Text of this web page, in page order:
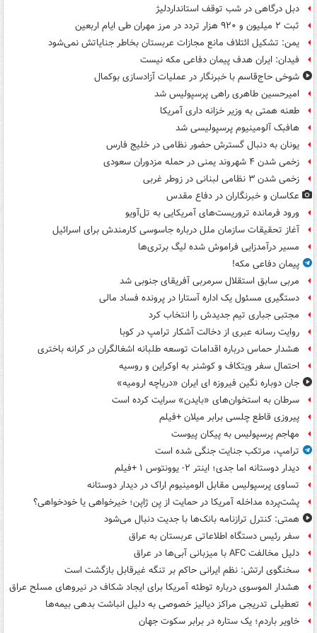
دبل درگاهی در شب توقف استانداردلیژ
ثبت ۲ میلیون و ۹۲۰ هزار تردد در مرز مهران طی ایام اربعین
یمن: تشکیل ائتلاف مانع مجازات عربستان بخاطر جنایاتش نمی‌شود
فیدان: ایران هدف پیمان دفاعی مکه نیست
شوخی حاج‌قاسم با خبرنگار در عملیات آزادسازی بوکمال
امیرحسین طاهری راهی پرسپولیس شد
طعنه همتی به وزیر خزانه داری آمریکا
هافبک آلومینیوم پرسپولیسی شد
یونان به دنبال گسترش حضور نظامی در خلیج فارس
زخمی شدن ۴ شهروند یمنی در حمله مزدوران سعودی
زخمی شدن ۳ نظامی لبنانی در زوطر غربی
عکاسان و خبرنگاران در دفاع مقدس
ورود فرمانده تروریست‌های آمریکایی به تل‌آویو
آغاز تحقیقات سازمان ملل درباره جاسوسی کارمندش برای اسرائیل
مسیر درآمدزایی فراموش شده لیگ برتری‌ها
پیمان دفاعی مکه!
مربی سابق استقلال سرمربی آفریقای جنوبی شد
دستگیری مسئول یک اداره آستارا در پرونده فساد مالی
مجتبی جباری تیم جدیدش را انتخاب کرد
روایت رسانه عبری از دخالت آشکار ترامپ در کوبا
هشدار حماس درباره اقدامات توسعه طلبانه اشغالگران در کرانه باختری
احتمال سفر ویتکاف و کوشنر به اوکراین و روسیه
جان دوباره نگین فیروزه ای ایران «دریاچه ارومیه»
سرطان به استخوان‌های «بایدن» سرایت کرده است
پیروزی قاطع چلسی برابر میلان +فیلم
مهاجم پرسپولیس به پیکان پیوست
ترامپ، مرتکب جنایت جنگی شده است
دیدار دوستانه اما جدی؛ اینتر ۲- یوونتوس ۱ +فیلم
تساوی پرسپولیس مقابل الومینیوم اراک در دیدار دوستانه
پشت‌پرده مداخله آمریکا در حمایت از یِن ژاپن؛ خیرخواهی یا خودخواهی؟
همتی: کنترل ترازنامه بانک‌ها با جدیت دنبال می‌شود
سفر رئیس دستگاه اطلاعاتی عربستان به عراق
دلیل مخالفت AFC با میزبانی آبی‌ها در عراق
سخنگوی ارتش: نظم ایرانی حاکم بر تنگه غیرقابل بازگشت است
هشدار الموسوی درباره توطئه آمریکا برای ایجاد شکاف در نیروهای مسلح عراق
تعطیلی تدریجی مراکز دیالیز خصوصی به دلیل انباشت بدهی بیمه‌ها
خاویر باردم؛ یک ستاره در برابر سکوت جهان